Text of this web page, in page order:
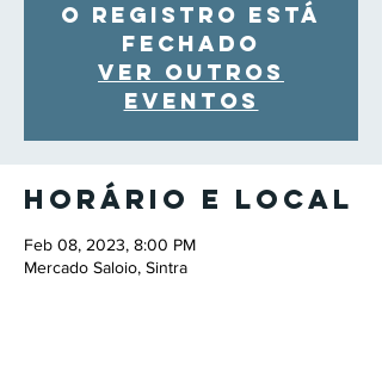
O registro está
fechado
Ver outros
eventos
Horário e local
Feb 08, 2023, 8:00 PM
Mercado Saloio, Sintra